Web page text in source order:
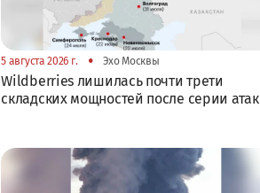
5 августа 2026 г. • Эхо Москвы
Wildberries лишилась почти трети
складских мощностей после серии атак